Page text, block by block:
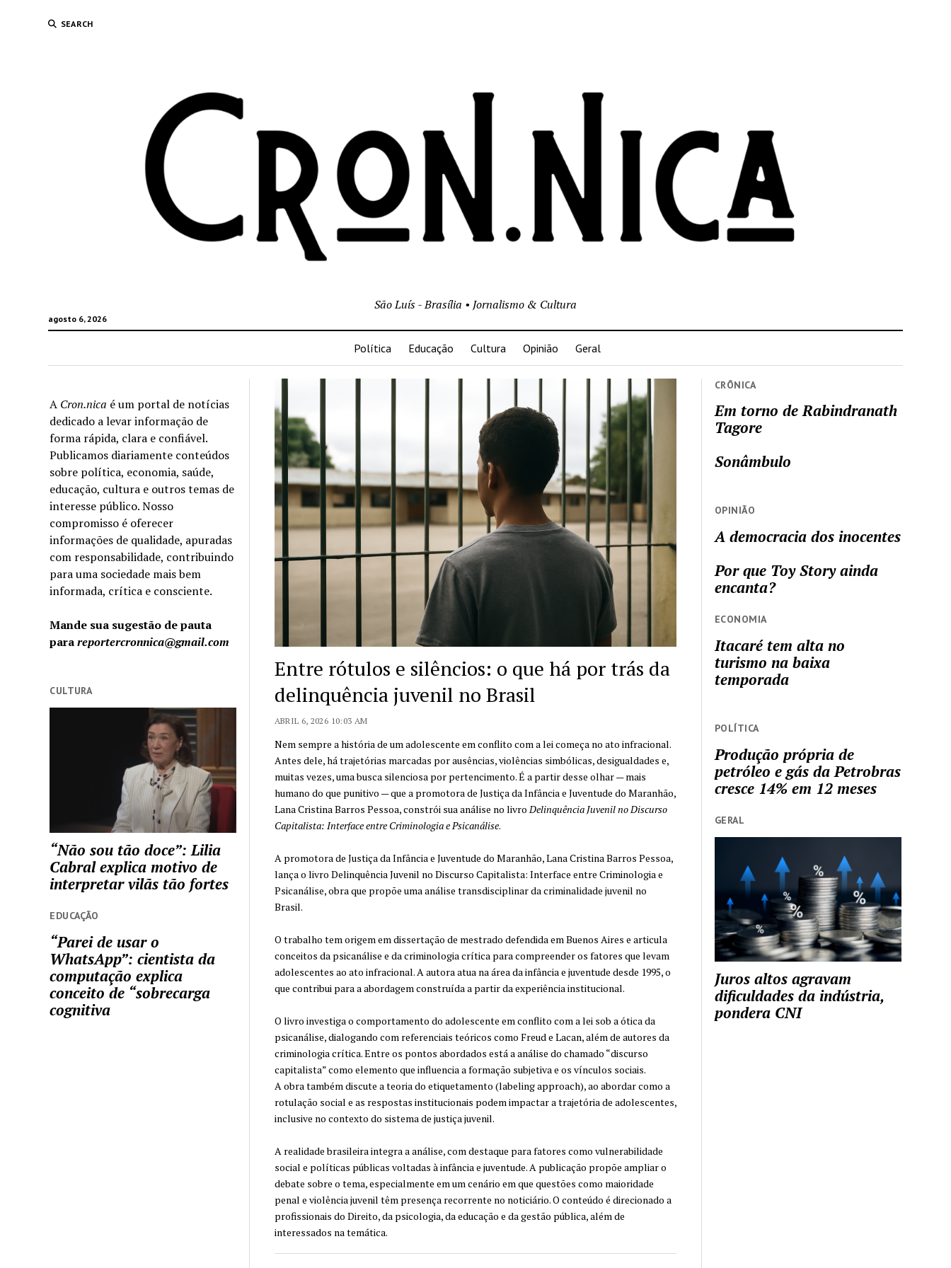
SEARCH
agosto 6, 2026
São Luís - Brasília • Jornalismo & Cultura
Política Educação Cultura Opinião Geral
A Cron.nica é um portal de notícias
dedicado a levar informação de
forma rápida, clara e confiável.
Publicamos diariamente conteúdos
sobre política, economia, saúde,
educação, cultura e outros temas de
interesse público. Nosso
compromisso é oferecer
informações de qualidade, apuradas
com responsabilidade, contribuindo
para uma sociedade mais bem
informada, crítica e consciente.
Mande sua sugestão de pauta
parareportercronnica@gmail.com
CULTURA
“Não sou tão doce”: Lilia
Cabral explica motivo de
interpretar vilãs tão fortes
EDUCAÇÃO
“Parei de usar o
WhatsApp”: cientista da
computação explica
conceito de “sobrecarga
cognitiva
Entre rótulos e silêncios: o que há por trás da
delinquência juvenil no Brasil
ABRIL 6, 2026 10:03 AM
Nem sempre a história de um adolescente em conflito com a lei começa no ato infracional.
Antes dele, há trajetórias marcadas por ausências, violências simbólicas, desigualdades e,
muitas vezes, uma busca silenciosa por pertencimento. É a partir desse olhar — mais
humano do que punitivo — que a promotora de Justiça da Infância e Juventude do Maranhão,
Lana Cristina Barros Pessoa, constrói sua análise no livroDelinquência Juvenil no Discurso
Capitalista: Interface entre Criminologia e Psicanálise.
A promotora de Justiça da Infância e Juventude do Maranhão, Lana Cristina Barros Pessoa,
lança o livro Delinquência Juvenil no Discurso Capitalista: Interface entre Criminologia e
Psicanálise, obra que propõe uma análise transdisciplinar da criminalidade juvenil no
Brasil.
O trabalho tem origem em dissertação de mestrado defendida em Buenos Aires e articula
conceitos da psicanálise e da criminologia crítica para compreender os fatores que levam
adolescentes ao ato infracional. A autora atua na área da infância e juventude desde 1995, o
que contribui para a abordagem construída a partir da experiência institucional.
O livro investiga o comportamento do adolescente em conflito com a lei sob a ótica da
psicanálise, dialogando com referenciais teóricos como Freud e Lacan, além de autores da
criminologia crítica. Entre os pontos abordados está a análise do chamado “discurso
capitalista” como elemento que influencia a formação subjetiva e os vínculos sociais.
A obra também discute a teoria do etiquetamento (labeling approach), ao abordar como a
rotulação social e as respostas institucionais podem impactar a trajetória de adolescentes,
inclusive no contexto do sistema de justiça juvenil.
A realidade brasileira integra a análise, com destaque para fatores como vulnerabilidade
social e políticas públicas voltadas à infância e juventude. A publicação propõe ampliar o
debate sobre o tema, especialmente em um cenário em que questões como maioridade
penal e violência juvenil têm presença recorrente no noticiário. O conteúdo é direcionado a
profissionais do Direito, da psicologia, da educação e da gestão pública, além de
interessados na temática.
CRÔNICA
Em torno de Rabindranath
Tagore
Sonâmbulo
OPINIÃO
A democracia dos inocentes
Por que Toy Story ainda
encanta?
ECONOMIA
Itacaré tem alta no
turismo na baixa
temporada
POLÍTICA
Produção própria de
petróleo e gás da Petrobras
cresce 14% em 12 meses
GERAL
Juros altos agravam
dificuldades da indústria,
pondera CNI